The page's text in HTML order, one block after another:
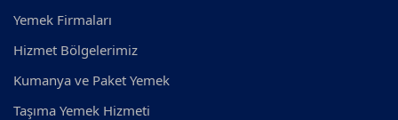
Yemek Firmaları
Hizmet Bölgelerimiz
Kumanya ve Paket Yemek
Taşıma Yemek Hizmeti